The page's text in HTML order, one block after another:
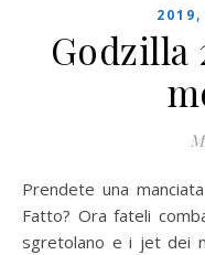
2019,
Godzilla
Prendete una manciata di mostri grandi, grossi e cattivi.
Fatto? Ora fateli
sgretolano e i jet dei